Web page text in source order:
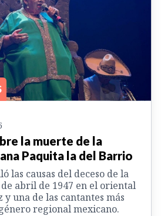
la muerte de la
Paquita la del Barrio
las causas del deceso de la
abril de 1947 en el oriental
y una de las cantantes más
regional mexicano.